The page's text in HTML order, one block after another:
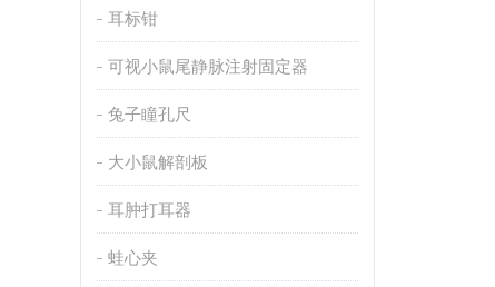
耳标钳
可视小鼠尾静脉注射固定器
兔子瞳孔尺
大小鼠解剖板
耳肿打耳器
蛙心夹